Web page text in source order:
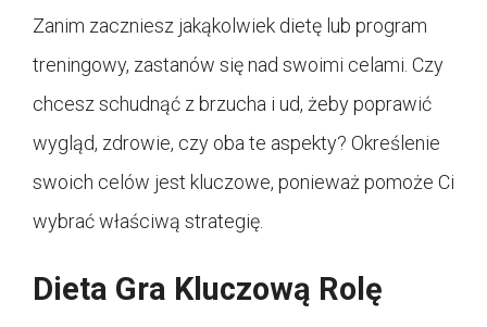
Zanim zaczniesz jakąkolwiek dietę lub program
treningowy, zastanów się nad swoimi celami. Czy
chcesz schudnąć z brzucha i ud, żeby poprawić
wygląd, zdrowie, czy oba te aspekty? Określenie
swoich celów jest kluczowe, ponieważ pomoże Ci
wybrać właściwą strategię.
Dieta Gra Kluczową Rolę